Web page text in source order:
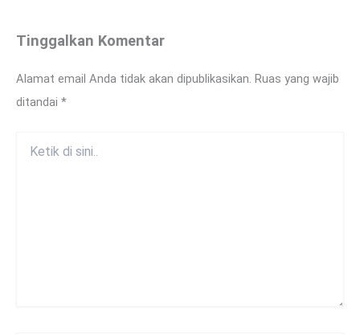
Tinggalkan Komentar
Alamat email Anda tidak akan dipublikasikan. Ruas yang wajib
ditandai *